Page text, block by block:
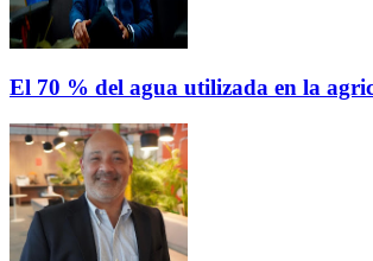
El 70 % del agua utilizada en la